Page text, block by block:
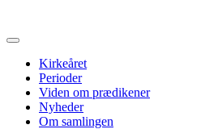
Kirkeåret
Perioder
Viden om prædikener
Nyheder
Om samlingen